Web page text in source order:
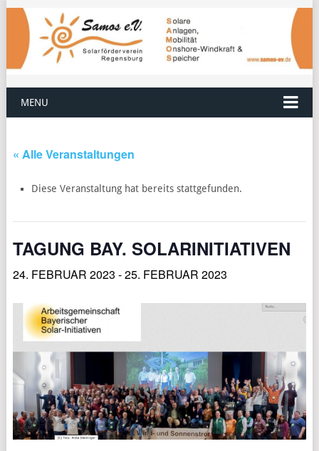
MENU
« Alle Veranstaltungen
Diese Veranstaltung hat bereits stattgefunden.
TAGUNG BAY. SOLARINITIATIVEN
24. FEBRUAR 2023 -25. FEBRUAR 2023